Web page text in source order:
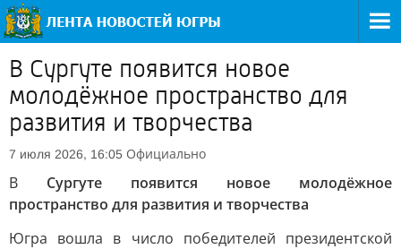
В Сургуте появится новое
молодёжное пространство для
развития и творчества
7 июля 2026, 16:05 Официально
В Сургуте появится новое молодёжное
пространство для развития и творчества
Югра вошла в число победителей президентской